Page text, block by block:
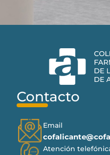
Contacto
Email
Atención